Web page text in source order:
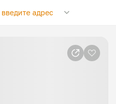
введите адрес